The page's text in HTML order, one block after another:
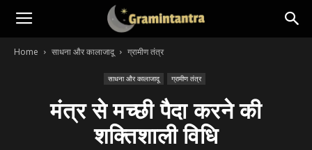
Home साधना और कालाजादू ग्रामीण तंत्र
साधना और कालाजादू ग्रामीण तंत्र
मंत्र से मच्छी पैदा करने की
शक्तिशाली विधि